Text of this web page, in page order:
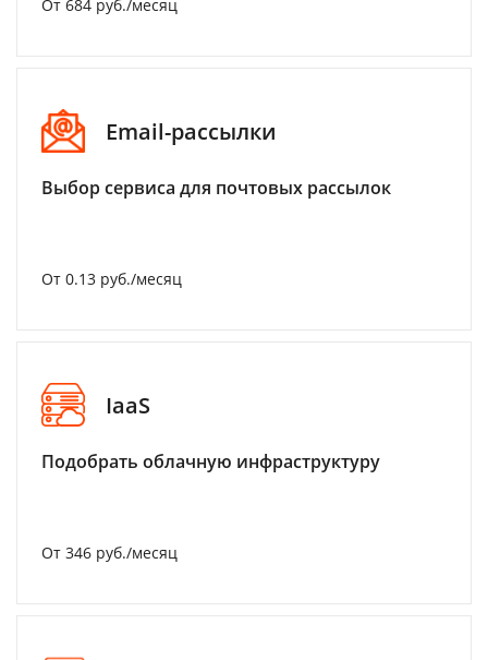
От 684 руб./месяц
Email-рассылки
Выбор сервиса для почтовых рассылок
От 0.13 руб./месяц
IaaS
Подобрать облачную инфраструктуру
От 346 руб./месяц